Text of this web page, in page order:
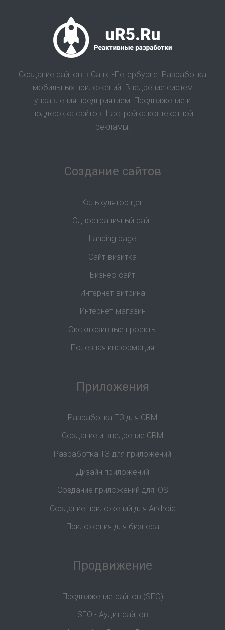
Создание сайтов в Санкт-Петербурге. Разработка
мобильных приложений. Внедрение систем
управления предприятием. Продвижение и
поддержка сайтов. Настройка контекстной
рекламы.
Создание сайтов
Калькулятор цен
Одностраничный сайт
Landing page
Сайт-визитка
Бизнес-сайт
Интернет-витрина
Интернет-магазин
Эксклюзивные проекты
Полезная информация
Приложения
Разработка ТЗ для CRM
Создание и внедрение CRM
Разработка ТЗ для приложений
Дизайн приложений
Создание приложений для iOS
Создание приложений для Android
Приложения для бизнеса
Продвижение
Продвижение сайтов (SEO)
SEO - Аудит сайтов